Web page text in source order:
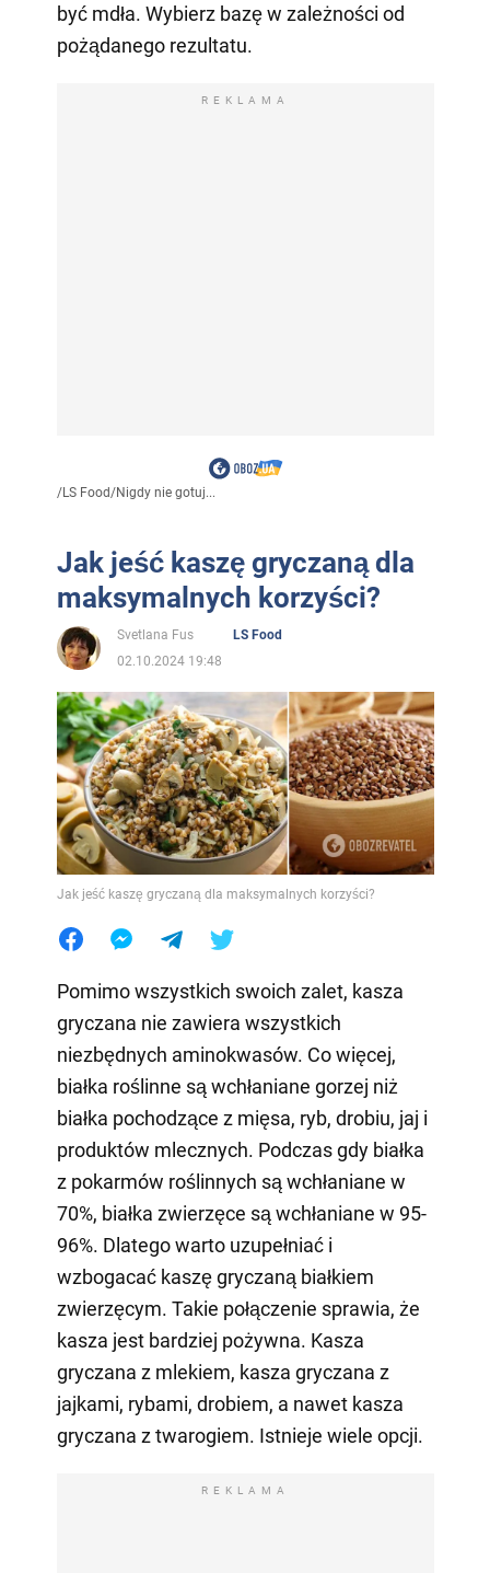
być mdła. Wybierz bazę w zależności od
pożądanego rezultatu.
REKLAMA
/LS Food/Nigdy nie gotuj...
Jak jeść kaszę gryczaną dla
maksymalnych korzyści?
Svetlana Fus
LS Food
02.10.2024 19:48
Jak jeść kaszę gryczaną dla maksymalnych korzyści?
Pomimo wszystkich swoich zalet, kasza
gryczana nie zawiera wszystkich
niezbędnych aminokwasów. Co więcej,
białka roślinne są wchłaniane gorzej niż
białka pochodzące z mięsa, ryb, drobiu, jaj i
produktów mlecznych. Podczas gdy białka
z pokarmów roślinnych są wchłaniane w
70%, białka zwierzęce są wchłaniane w 95-
96%. Dlatego warto uzupełniać i
wzbogacać kaszę gryczaną białkiem
zwierzęcym. Takie połączenie sprawia, że
kasza jest bardziej pożywna. Kasza
gryczana z mlekiem, kasza gryczana z
jajkami, rybami, drobiem, a nawet kasza
gryczana z twarogiem. Istnieje wiele opcji.
REKLAMA